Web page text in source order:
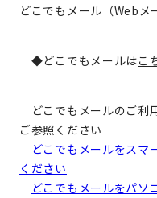
どこでもメール（Webメ
◆どこでもメールはこ
どこでもメールのご利
ご参照ください
どこでもメールをスマ
ください
どこでもメールをパソ